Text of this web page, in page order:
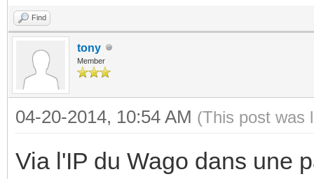
Find
tony
Member
04-20-2014, 10:54 AM (This post was
Via l'IP du Wago dans une